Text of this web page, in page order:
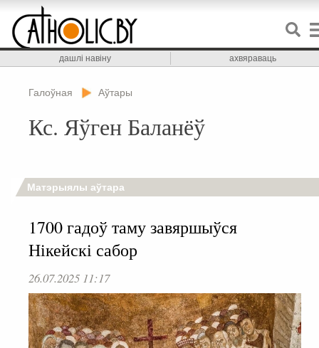
дашлі навіну ахвяраваць
Галоўная Аўтары
Кс. Яўген Баланёў
Матэрыялы аўтара
1700 гадоў таму завяршыўся
Нікейскі сабор
26.07.2025 11:17